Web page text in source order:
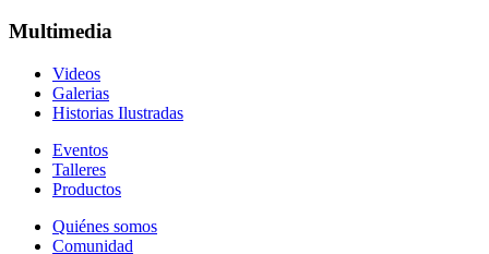
Multimedia
Videos
Galerias
Historias Ilustradas
Eventos
Talleres
Productos
Quiénes somos
Comunidad